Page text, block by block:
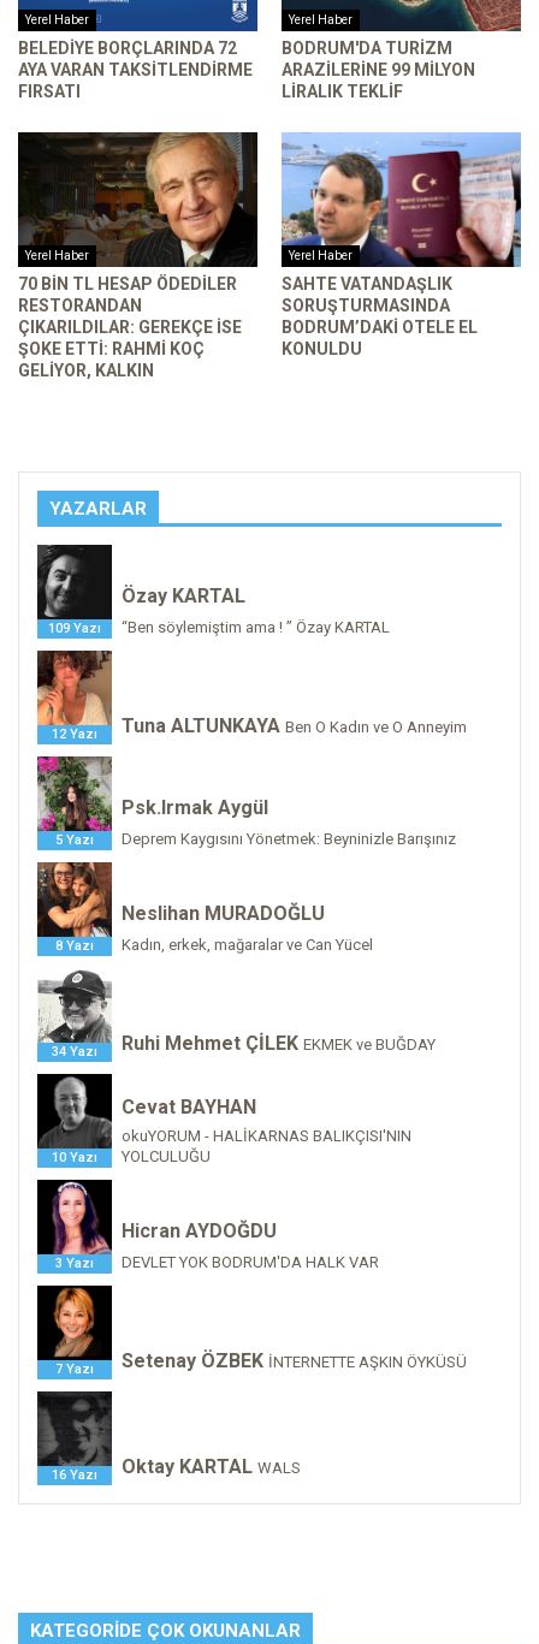
Yerel Haber
BELEDIYE BORÇLARINDA 72
AYA VARAN TAKSITLENDIRME
FIRSATI
Yerel Haber
BODRUM'DA TURIZM
ARAZILERINE 99 MILYON
LIRALIK TEKLIF
Yerel Haber
70 BIN TL HESAP ÖDEDILER
RESTORANDAN
ÇIKARILDILAR: GEREKÇE ISE
ŞOKE ETTI: RAHMI KOÇ
GELIYOR, KALKIN
Yerel Haber
SAHTE VATANDAŞLIK
SORUŞTURMASINDA
BODRUM’DAKI OTELE EL
KONULDU
YAZARLAR
109 Yazı
Özay KARTAL
“Ben söylemiştim ama ! ” Özay KARTAL
12 Yazı Tuna ALTUNKAYA Ben O Kadın ve O Anneyim
5 Yazı
Psk.Irmak Aygül
Deprem Kaygısını Yönetmek: Beyninizle Barışınız
8 Yazı
Neslihan MURADOĞLU
Kadın, erkek, mağaralar ve Can Yücel
34 Yazı Ruhi Mehmet ÇİLEK EKMEK ve BUĞDAY
10 Yazı
Cevat BAYHAN
okuYORUM - HALİKARNAS BALIKÇISI'NIN
YOLCULUĞU
3 Yazı
Hicran AYDOĞDU
DEVLET YOK BODRUM'DA HALK VAR
7 Yazı Setenay ÖZBEK İNTERNETTE AŞKIN ÖYKÜSÜ
16 Yazı Oktay KARTAL WALS
KATEGORIDE ÇOK OKUNANLAR